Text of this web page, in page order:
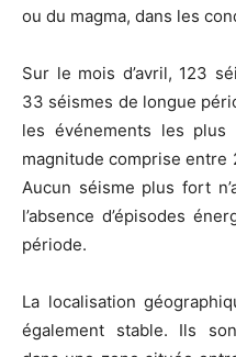
ou du magma, dans les
Sur le mois d’avril, 123
33 séismes de longue
les événements les
magnitude comprise entre
Aucun séisme plus fort
l’absence d’épisodes
période.
La localisation
également stable. Ils